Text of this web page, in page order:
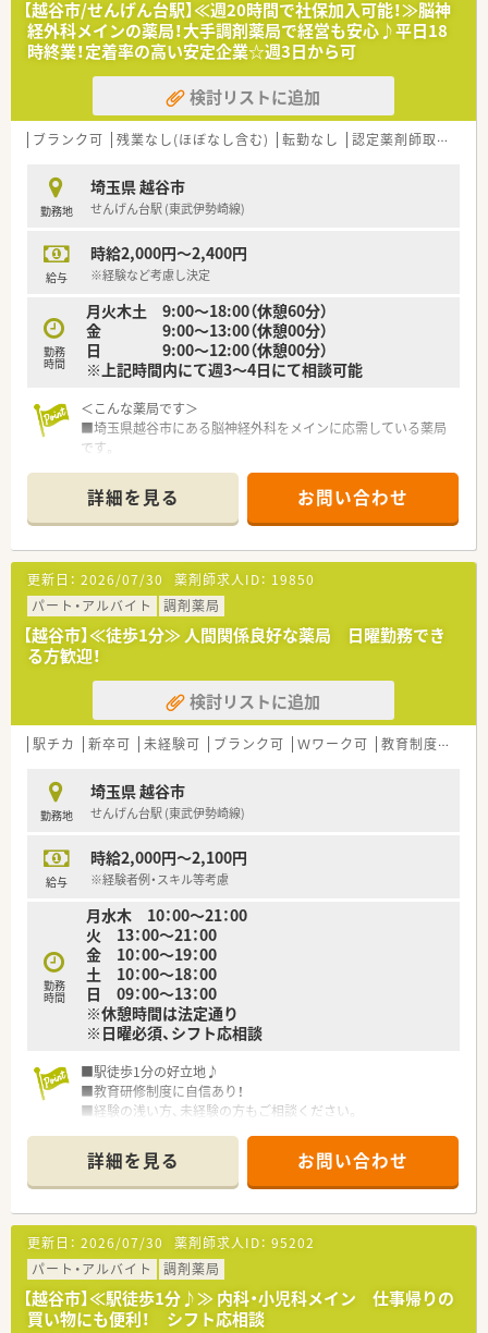
【越谷市/せんげん台駅】≪週20時間で社保加入可能！≫脳神
経外科メインの薬局！大手調剤薬局で経営も安心♪平日18
時終業！定着率の高い安定企業☆週3日から可
検討リストに追加
ブランク可 残業なし(ほぼなし含む) 転勤なし 認定薬剤師取得支援あり
勤務地
埼玉県 越谷市
せんげん台駅 (東武伊勢崎線)
給与
時給2,000円～2,400円
※経験など考慮し決定
勤務
時間
月火木土 9:00～18:00（休憩60分）
金 9:00～13:00（休憩00分）
日 9:00～12:00（休憩00分）
※上記時間内にて週3～4日にて相談可能
＜こんな薬局です＞
■埼玉県越谷市にある脳神経外科をメインに応需している薬局
です。
■薬剤師は常時2名体制です。
■週20時間以上のご就業で社会保険の加入が可能です☆
＜こんな会社です＞
■全国的な店舗展開
関東圏を中心に東北エリアから関西・近畿エリアまで幅広く展
開。
幅広い年齢層の方が活躍されています。
定着率も高く、安定志向の方におすすめです。
■充実の研修制度
基礎～キャリアアップにつながる知識研鑚まで、しっかり身に
つけられる体制です。
■キャリアアップ
薬局長・エリアマネージャーを始め、その方の適性によっては
ィールドがあります。
自分のペースで、着実に成長していきたいと考える方に特にオ
ススメの企業です。
クリニック受けの店舗をメインに展開しており、ご自分のペー
スでスキルアップできる環境です。
詳細を見る お問い合わせ
更新日： 2026/07/30 薬剤師求人ID： 19850
パート・アルバイト
調剤薬局
【越谷市】≪徒歩1分≫ 人間関係良好な薬局 日曜勤務でき
る方歓迎！
検討リストに追加
駅チカ 新卒可 未経験可 ブランク可 Ｗワーク可 教育制度あり
勤務地
埼玉県 越谷市
せんげん台駅 (東武伊勢崎線)
給与
時給2,000円～2,100円
※経験者例・スキル等考慮
勤務
時間
月水木 10：00～21：00
火 13：00～21：00
金 10：00～19：00
土 10：00～18：00
日 09：00～13：00
※休憩時間は法定通り
※日曜必須、シフト応相談
■駅徒歩1分の好立地♪
■教育研修制度に自信あり！
■経験の浅い方、未経験の方もご相談ください。
＊＊＊企業の特徴＊＊＊
■東京都・埼玉県・千葉県にて薬局運営を行う企業です。
■人間関係を重視しているため、離職率が非常に低い傾向です。
■正社員比率が高く(90%)従業員の負担を軽減しています。
■薬歴システムに「十文字指導」を採用し、働きながらスキルア
ップできます。
■医療機関と連携がとれており、働きやすい環境があります。
■中途社員も多く採用しており、ご自身と同年代の方も多く在籍
されています。
詳細を見る お問い合わせ
更新日： 2026/07/30 薬剤師求人ID： 95202
パート・アルバイト
調剤薬局
【越谷市】≪駅徒歩1分♪≫ 内科・小児科メイン 仕事帰りの
買い物にも便利！ シフト応相談